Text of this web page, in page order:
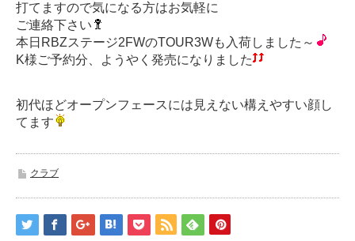
打てますので気になる方はお気軽に
ご連絡下さい
本日RBZステージ2FWのTOUR3Wも入荷しました～
K様ご予約分、ようやく発売になりました
初代ほどオープンフェースには見えない構えやすい顔し
てます
クラブ